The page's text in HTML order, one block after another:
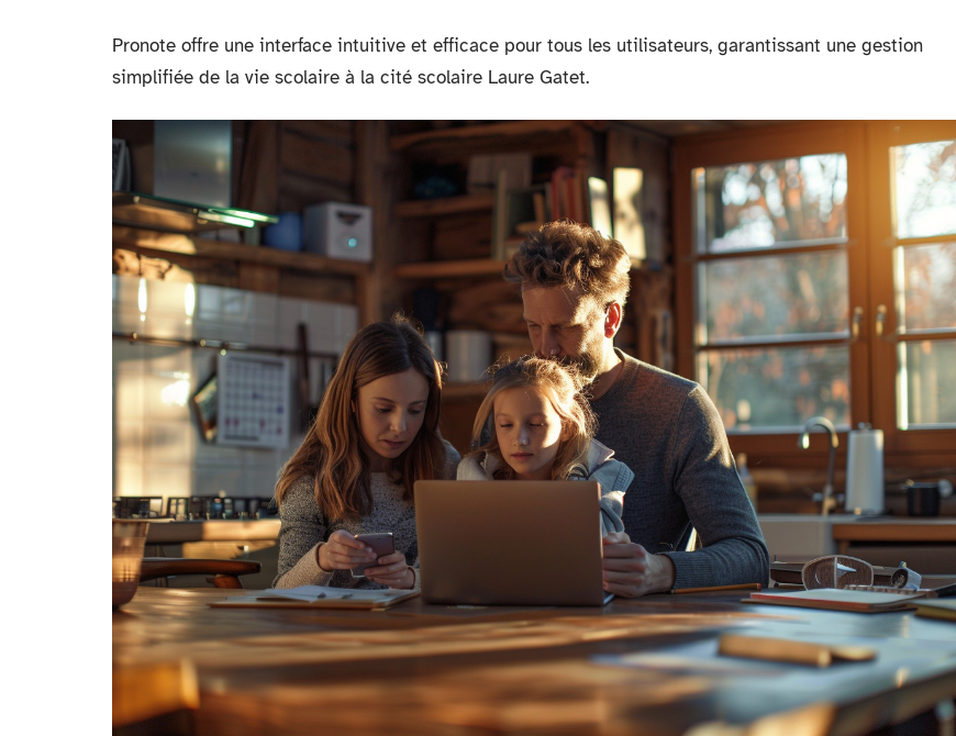
Pronote offre une interface intuitive et efficace pour tous les utilisateurs, garantissant une gestion
simplifiée de la vie scolaire à la cité scolaire Laure Gatet.